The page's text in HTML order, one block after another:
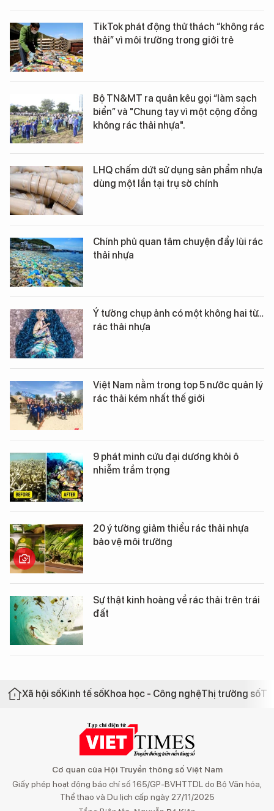
TikTok phát động thử thách “không rác
thải” vì môi trường trong giới trẻ
Bộ TN&MT ra quân kêu gọi “làm sạch
biển” và "Chung tay vì một cộng đồng
không rác thải nhựa".
LHQ chấm dứt sử dụng sản phẩm nhựa
dùng một lần tại trụ sở chính
Chính phủ quan tâm chuyện đẩy lùi rác
thải nhựa
Ý tưởng chụp ảnh có một không hai từ…
rác thải nhựa
Việt Nam nằm trong top 5 nước quản lý
rác thải kém nhất thế giới
9 phát minh cứu đại dương khỏi ô
nhiễm trầm trọng
20 ý tưởng giảm thiểu rác thải nhựa
bảo vệ môi trường
Sự thật kinh hoàng về rác thải trên trái
đất
Xã hội sốKinh tế sốKhoa học - Công nghệThị trường số
Cơ quan của Hội Truyền thông số Việt Nam
Giấy phép hoạt động báo chí số 165/GP-BVHTTDL do Bộ Văn hóa,
Thể thao và Du lịch cấp ngày 27/11/2025